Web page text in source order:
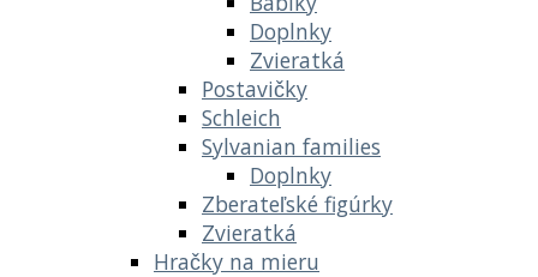
Doplnky
Zvieratká
Postavičky
Schleich
Sylvanian families
Doplnky
Zberateľské figúrky
Zvieratká
Hračky na mieru